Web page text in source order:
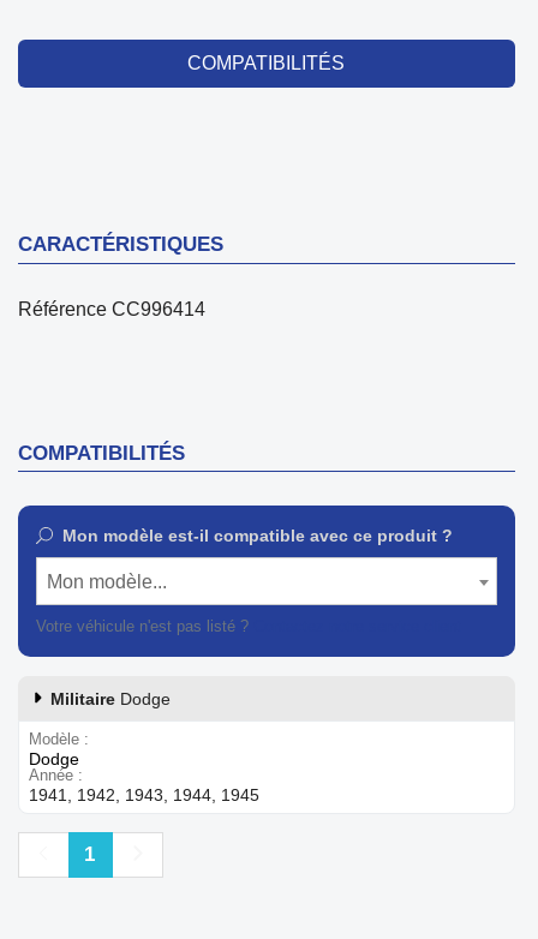
COMPATIBILITÉS
CARACTÉRISTIQUES
Référence CC996414
COMPATIBILITÉS
Mon modèle est-il compatible avec ce produit ?
Mon modèle...
Votre véhicule n'est pas listé ?
Militaire Dodge
Modèle
Dodge
Année
1941, 1942, 1943, 1944, 1945
Précédent
1